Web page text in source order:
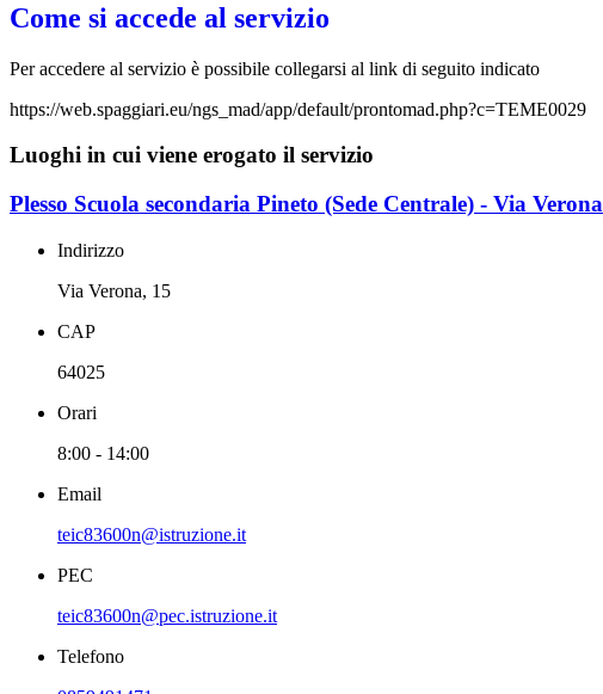
Come si accede al servizio
Per accedere al servizio è possibile collegarsi al link di seguito indicato
https://web.spaggiari.eu/ngs_mad/app/default/prontomad.php?c=TEME0029
Luoghi in cui viene erogato il servizio
Plesso Scuola secondaria Pineto (Sede Centrale) - Via Verona
Indirizzo
Via Verona, 15
CAP
64025
Orari
8:00 - 14:00
Email
teic83600n@istruzione.it
PEC
teic83600n@pec.istruzione.it
Telefono